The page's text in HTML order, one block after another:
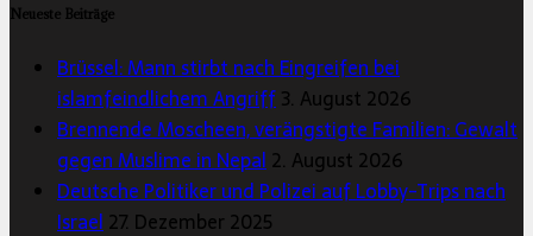
Neueste Beiträge
Brüssel: Mann stirbt nach Eingreifen bei
islamfeindlichem Angriff3. August 2026
Brennende Moscheen, verängstigte Familien: Gewalt
gegen Muslime in Nepal 2. August 2026
Deutsche Politiker und Polizei auf Lobby-Trips nach
Israel 27. Dezember 2025